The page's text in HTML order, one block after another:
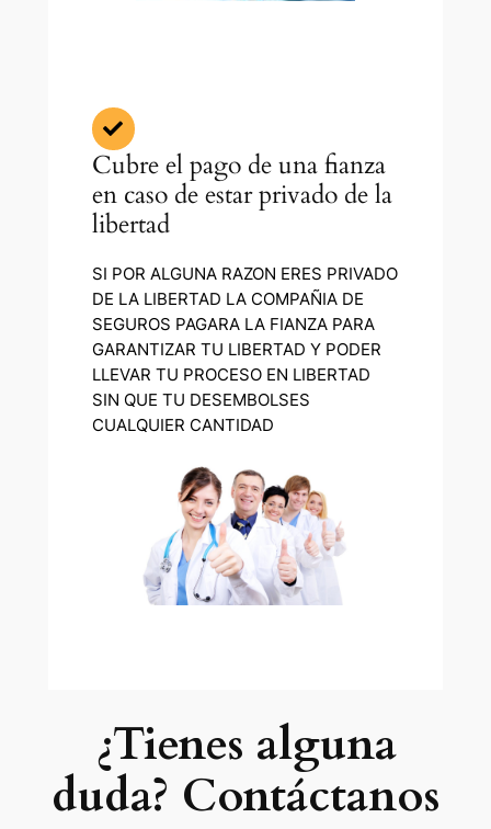
Cubre el pago de una fianza
en caso de estar privado de la
libertad
SI POR ALGUNA RAZON ERES PRIVADO
DE LA LIBERTAD LA COMPAÑIA DE
SEGUROS PAGARA LA FIANZA PARA
GARANTIZAR TU LIBERTAD Y PODER
LLEVAR TU PROCESO EN LIBERTAD
SIN QUE TU DESEMBOLSES
CUALQUIER CANTIDAD
¿Tienes alguna
duda? Contáctanos